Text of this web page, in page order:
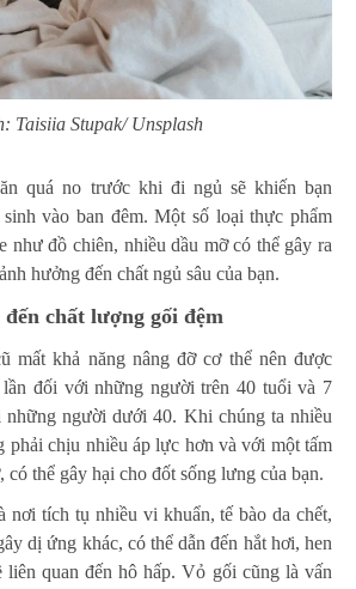
Taisiia Stupak/ Unsplash
quá no trước khi đi ngủ sẽ khiến bạn
vào ban đêm. Một số loại thực phẩm
như đồ chiên, nhiều dầu mỡ có thể gây ra
hưởng đến chất ngủ sâu của bạn.
chất lượng gối đệm
mất khả năng nâng đỡ cơ thể nên được
đối với những người trên 40 tuổi và 7
người dưới 40. Khi chúng ta nhiều
phải chịu nhiều áp lực hơn và với một tấm
có thể gây hại cho đốt sống lưng của bạn.
nơi tích tụ nhiều vi khuẩn, tế bào da chết,
dị ứng khác, có thể dẫn đến hắt hơi, hen
liên quan đến hô hấp. Vỏ gối cũng là vấn